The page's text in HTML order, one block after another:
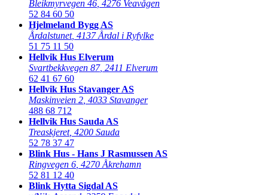
Bleikmyrvegen 46 4276 Veavågen
52 84 60 50
Hjelmeland Bygg AS
Årdalstunet, 4137 Årdal i Ryfylke
51 75 11 50
Hellvik Hus Elverum
Svartbekkvegen 87, 2411 Elverum
62 41 67 60
Hellvik Hus Stavanger AS
Maskinveien 2 4033 Stavanger
488 68 712
Hellvik Hus Sauda AS
Treaskjeret, 4200 Sauda
52 78 37 47
Blink Hus - Hans J Rasmussen AS
Ringvegen 6 4270 Åkrehamn
52 81 12 40
Blink Hytta Sigdal AS